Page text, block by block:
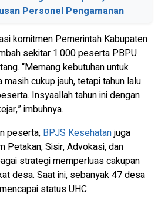
Personel Pengamanan
komitmen Pemerintah Kabupaten
sekitar 1.000 peserta PBPU
“Memang kebutuhan untuk
cukup jauh, tetapi tahun lalu
Insyaallah tahun ini dengan
imbuhnya.
peserta, BPJS Kesehatanjuga
Petakan, Sisir, Advokasi, dan
strategi memperluas cakupan
desa. Saat ini, sebanyak 47 desa
status UHC.